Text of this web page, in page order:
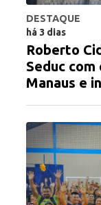
DESTAQUE
há 3 dias
Roberto
Seduc com
Manaus e